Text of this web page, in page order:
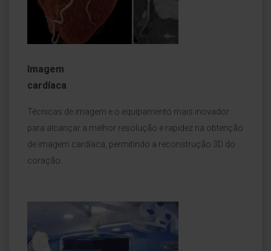
Imagem
cardíaca
Técnicas de imagem e o equipamento mais inovador
para alcançar a melhor resolução e rapidez na obtenção
de imagem cardíaca, permitindo a reconstrução 3D do
coração.